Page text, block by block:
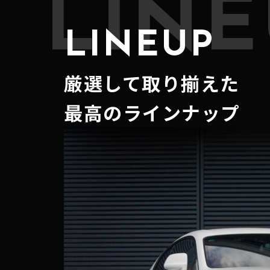
LINEUP
厳選して取り揃えた
最高のラインナップ